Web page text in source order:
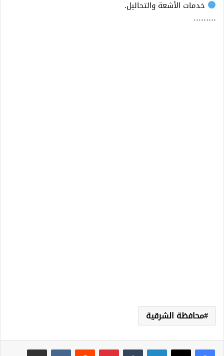
خدمات الأشعة والتحاليل.
………
محافظة الشرقية
لينكدإن بينتيريست